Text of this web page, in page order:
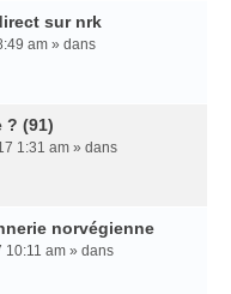
sur nrk
am » dans
? (91)
1:31 am » dans
norvégienne
10:11 am » dans